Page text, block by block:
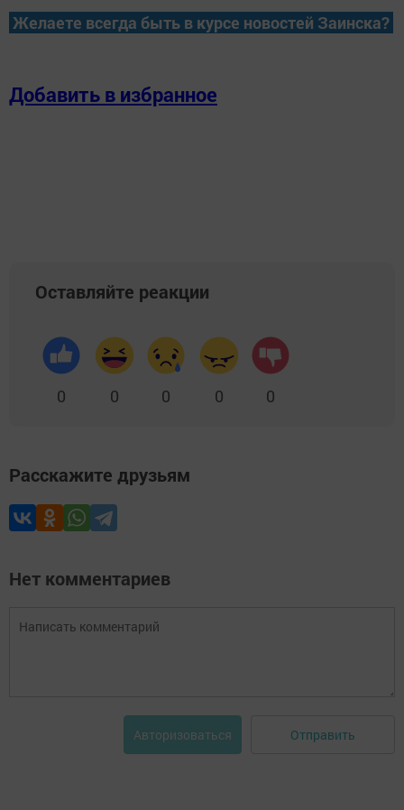
Желаете всегда быть в курсе новостей Заинска?
Добавить в избранное
Оставляйте реакции
0 0 0 0 0
Расскажите друзьям
Нет комментариев
Авторизоваться Отправить